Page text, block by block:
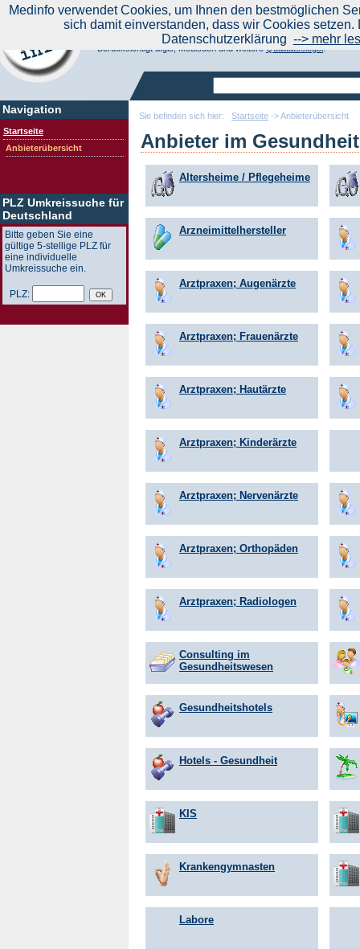
Navigation
Startseite
Anbieterübersicht
PLZ Umkreissuche für
Deutschland
Bitte geben Sie eine
gültige 5-stellige PLZ für
eine individuelle
Umkreissuche ein.
PLZ:
Aktuelle Nachrichten|
Suchen Sie noch oder Finden Sie schon?
Medinfo.de - Meta-Portal für Gesundheitsthemen
Berücksichtigt afgis, Medisuch und weitereQualitätssiegel.
Sie befinden sich hier: Startseite -> Anbieterübersicht
Anbieter im
Altersheime / Pflegeheime
Arzneimittelhersteller
Arztpraxen; Augenärzte
Arztpraxen; Frauenärzte
Arztpraxen; Hautärzte
Arztpraxen; Kinderärzte
Arztpraxen; Nervenärzte
Arztpraxen; Orthopäden
Arztpraxen; Radiologen
Consulting im
Gesundheitswesen
Gesundheitshotels
Hotels - Gesundheit
KIS
Krankengymnasten
Labore
Medinfo verwendet Cookies, um Ihnen den bestmöglichen
sich damit einverstanden, dass wir Cookies
Datenschutzerklärung --> mehr